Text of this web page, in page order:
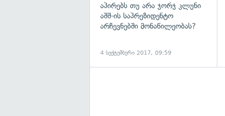
აპირებს თუ არა ჯორჯ კლუნი
აშშ-ის საპრეზიდენტო
არჩევნებში მონაწილეობას?
4 სექტემბერი 2017, 09:59